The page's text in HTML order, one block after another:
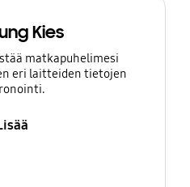
Kies
matkapuhelimesi
eri laitteiden tietojen